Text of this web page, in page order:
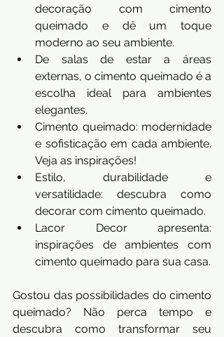
decoração com cimento
queimado e dê um toque
moderno ao seu ambiente.
De salas de estar a áreas
externas, o cimento queimado é a
escolha ideal para ambientes
elegantes.
Cimento queimado: modernidade
e sofisticação em cada ambiente.
Veja as inspirações!
Estilo, durabilidade e
versatilidade: descubra como
decorar com cimento queimado.
Lacor Decor apresenta:
inspirações de ambientes com
cimento queimado para sua casa.
Gostou das possibilidades do cimento
queimado? Não perca tempo e
descubra como transformar seu